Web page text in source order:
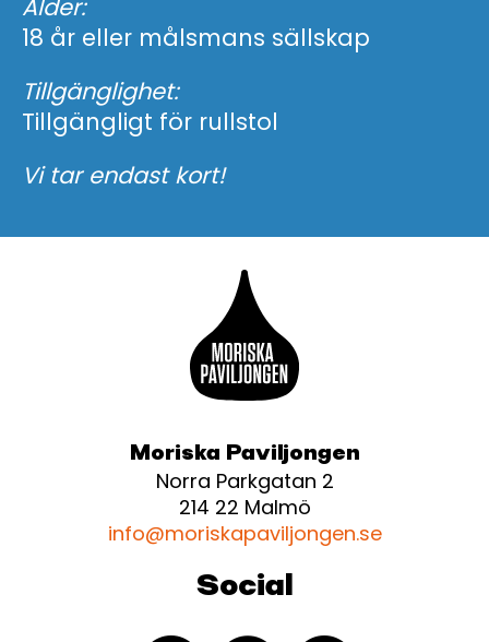
Ålder:
18 år eller målsmans sällskap
Tillgänglighet:
Tillgängligt för rullstol
Vi tar endast kort!
Moriska Paviljongen
Norra Parkgatan 2
214 22 Malmö
info@moriskapaviljongen.se
Social